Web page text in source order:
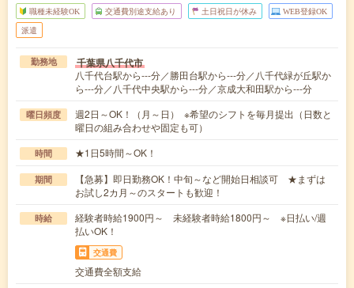
職種未経験OK 交通費別途支給あり 土日祝日が休み WEB登録OK
派遣
勤務地 千葉県八千代市
八千代台駅から---分／勝田台駅から---分／八千代緑が丘駅か
ら---分／八千代中央駅から---分／京成大和田駅から---分
曜日頻度
週2日～OK！（月～日） ※希望のシフトを毎月提出（日数と
曜日の組み合わせや固定も可）
時間 ★1日5時間～OK！
期間
【急募】即日勤務OK！中旬～など開始日相談可 ★まずは
お試し2カ月～のスタートも歓迎！
時給
経験者時給1900円～ 未経験者時給1800円～ ※日払い/週
払いOK！
交通費
交通費全額支給